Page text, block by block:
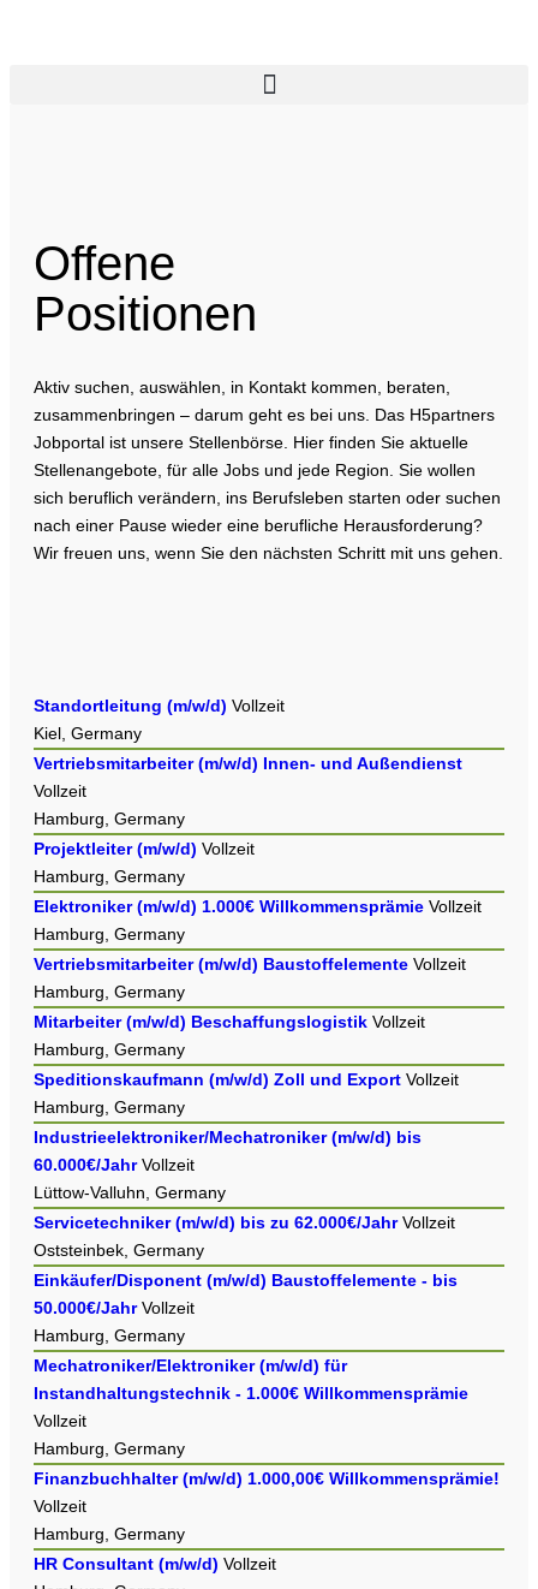
Offene
Positionen
Aktiv suchen, auswählen, in Kontakt kommen, beraten,
zusammenbringen – darum geht es bei uns. Das H5partners
Jobportal ist unsere Stellenbörse. Hier finden Sie aktuelle
Stellenangebote, für alle Jobs und jede Region. Sie wollen
sich beruflich verändern, ins Berufsleben starten oder suchen
nach einer Pause wieder eine berufliche Herausforderung?
Wir freuen uns, wenn Sie den nächsten Schritt mit uns gehen.
Standortleitung (m/w/d) Vollzeit
Kiel, Germany
Vertriebsmitarbeiter (m/w/d) Innen- und Außendienst
Vollzeit
Hamburg, Germany
Projektleiter (m/w/d) Vollzeit
Hamburg, Germany
Elektroniker (m/w/d) 1.000€ Willkommensprämie Vollzeit
Hamburg, Germany
Vertriebsmitarbeiter (m/w/d) Baustoffelemente Vollzeit
Hamburg, Germany
Mitarbeiter (m/w/d) Beschaffungslogistik Vollzeit
Hamburg, Germany
Speditionskaufmann (m/w/d) Zoll und Export Vollzeit
Hamburg, Germany
Industrieelektroniker/Mechatroniker (m/w/d) bis
60.000€/Jahr Vollzeit
Lüttow-Valluhn, Germany
Servicetechniker (m/w/d) bis zu 62.000€/Jahr Vollzeit
Oststeinbek, Germany
Einkäufer/Disponent (m/w/d) Baustoffelemente - bis
50.000€/Jahr Vollzeit
Hamburg, Germany
Mechatroniker/Elektroniker (m/w/d) für
Instandhaltungstechnik - 1.000€ Willkommensprämie
Vollzeit
Hamburg, Germany
Finanzbuchhalter (m/w/d) 1.000,00€ Willkommensprämie!
Vollzeit
Hamburg, Germany
HR Consultant (m/w/d) Vollzeit